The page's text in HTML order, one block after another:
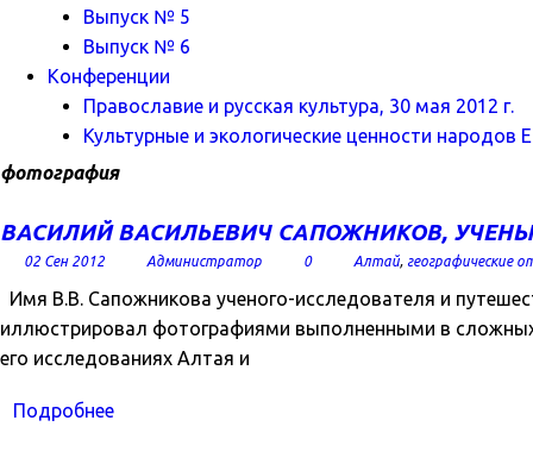
Выпуск № 5
Выпуск № 6
Конференции
Православие и русская культура, 30 мая 2012 г.
Культурные и экологические ценности народов
фотография
ВАСИЛИЙ ВАСИЛЬЕВИЧ САПОЖНИКОВ,
02 Сен 2012 Администратор 0 Алтай, географические
Имя В.В. Сапожникова ученого-исследователя и
иллюстрировал фотографиями выполненными в
его исследованиях Алтая и
Подробнее